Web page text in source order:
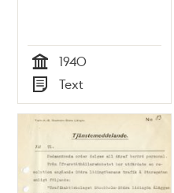
Tid
1940
Typ
Text